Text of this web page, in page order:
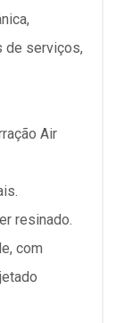
de serviços,
Air
resinado.
com